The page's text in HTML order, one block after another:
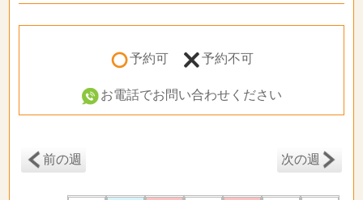
予約可 予約不可
お電話でお問い合わせください
前の週 次の週